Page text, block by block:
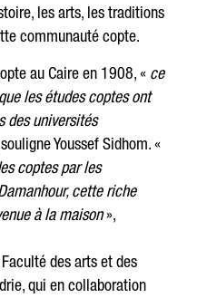
les arts, les traditions
communauté copte.
au Caire en 1908, « ce
les études coptes ont
des universités
Youssef Sidhom. «
coptes par les
cette riche
à la maison»,
des arts et des
qui en collaboration